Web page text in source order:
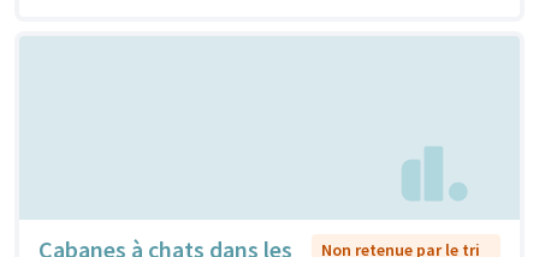
Cabanes à chats dans les
Non retenue par le tri